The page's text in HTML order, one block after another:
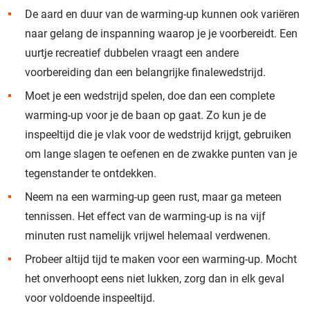
De aard en duur van de warming-up kunnen ook variëren
naar gelang de inspanning waarop je je voorbereidt. Een
uurtje recreatief dubbelen vraagt een andere
voorbereiding dan een belangrijke finalewedstrijd.
Moet je een wedstrijd spelen, doe dan een complete
warming-up voor je de baan op gaat. Zo kun je de
inspeeltijd die je vlak voor de wedstrijd krijgt, gebruiken
om lange slagen te oefenen en de zwakke punten van je
tegenstander te ontdekken.
Neem na een warming-up geen rust, maar ga meteen
tennissen. Het effect van de warming-up is na vijf
minuten rust namelijk vrijwel helemaal verdwenen.
Probeer altijd tijd te maken voor een warming-up. Mocht
het onverhoopt eens niet lukken, zorg dan in elk geval
voor voldoende inspeeltijd.